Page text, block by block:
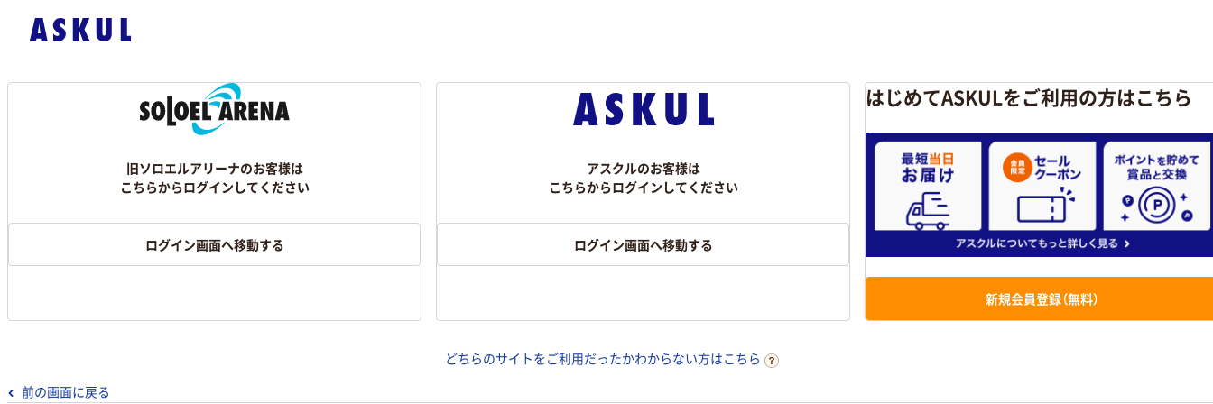
旧ソロエルアリーナのお客様は
こちらからログインしてください
ログイン画面へ移動する
アスクルのお客様は
こちらからログインしてください
ログイン画面へ移動する
はじめてASKULをご利用の方はこちら
新規会員登録（無料）
どちらのサイトをご利用だったかわからない方はこちら
前の画面に戻る